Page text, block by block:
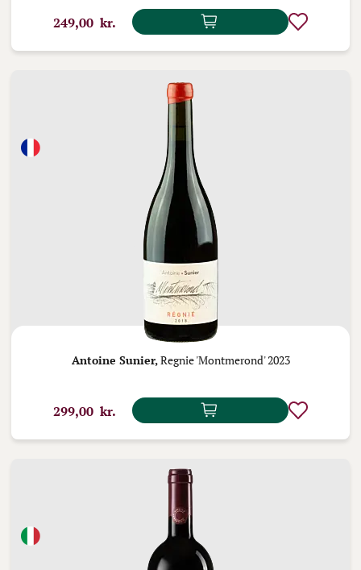
249,00 kr.
Antoine Sunier,Regnie 'Montmerond' 2023
299,00 kr.